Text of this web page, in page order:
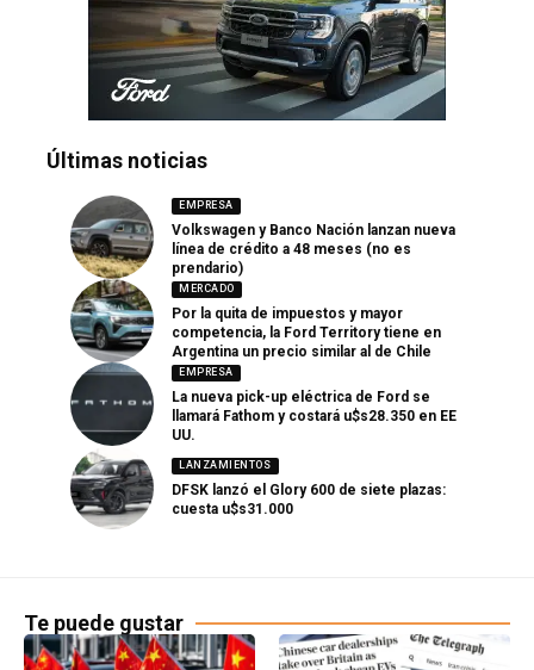
Últimas noticias
EMPRESA
Volkswagen y Banco Nación lanzan nueva
línea de crédito a 48 meses (no es
prendario)
MERCADO
Por la quita de impuestos y mayor
competencia, la Ford Territory tiene en
Argentina un precio similar al de Chile
EMPRESA
La nueva pick-up eléctrica de Ford se
llamará Fathom y costará u$s28.350 en EE
UU.
LANZAMIENTOS
DFSK lanzó el Glory 600 de siete plazas:
cuesta u$s31.000
Te puede gustar